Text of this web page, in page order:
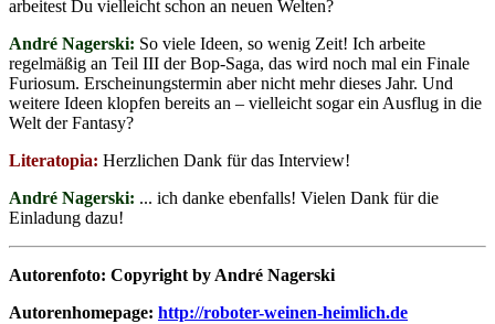
arbeitest Du vielleicht schon an neuen Welten?
André Nagerski: So viele Ideen, so wenig Zeit! Ich arbeite
regelmäßig an Teil III der Bop-Saga, das wird noch mal ein Finale
Furiosum. Erscheinungstermin aber nicht mehr dieses Jahr. Und
weitere Ideen klopfen bereits an – vielleicht sogar ein Ausflug in die
Welt der Fantasy?
Literatopia: Herzlichen Dank für das Interview!
André Nagerski: ... ich danke ebenfalls! Vielen Dank für die
Einladung dazu!
Autorenfoto: Copyright by André Nagerski
Autorenhomepage: http://roboter-weinen-heimlich.de